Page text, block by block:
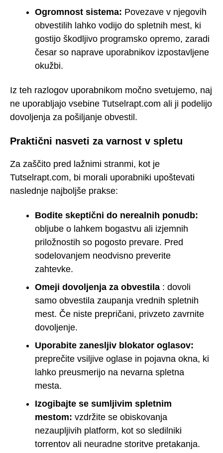
Ogromnost sistema: Povezave v njegovih
obvestilih lahko vodijo do spletnih mest, ki
gostijo škodljivo programsko opremo, zaradi
česar so naprave uporabnikov izpostavljene
okužbi.
Iz teh razlogov uporabnikom močno svetujemo, naj
ne uporabljajo vsebine Tutselrapt.com ali ji podelijo
dovoljenja za pošiljanje obvestil.
Praktični nasveti za varnost v spletu
Za zaščito pred lažnimi stranmi, kot je
Tutselrapt.com, bi morali uporabniki upoštevati
naslednje najboljše prakse:
Bodite skeptični do nerealnih ponudb:
obljube o lahkem bogastvu ali izjemnih
priložnostih so pogosto prevare. Pred
sodelovanjem neodvisno preverite
zahtevke.
Omeji dovoljenja za obvestila : dovoli
samo obvestila zaupanja vrednih spletnih
mest. Če niste prepričani, privzeto zavrnite
dovoljenje.
Uporabite zanesljiv blokator oglasov:
preprečite vsiljive oglase in pojavna okna, ki
lahko preusmerijo na nevarna spletna
mesta.
Izogibajte se sumljivim spletnim
mestom: vzdržite se obiskovanja
nezaupljivih platform, kot so sledilniki
torrentov ali neuradne storitve pretakanja.